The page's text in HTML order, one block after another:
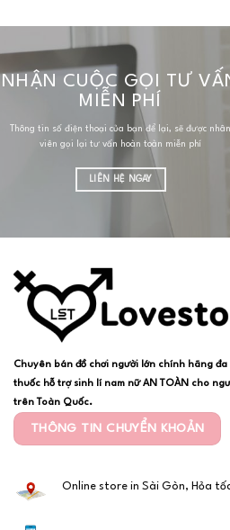
NHẬN CUỘC GỌI TƯ
MIỄN PHÍ
Thông tin số điện thoại của bạn để lại, sẽ được nhân
viên gọi lại tư vấn hoàn toàn miễn phí
LIÊN HỆ NGAY
Chuyên bán đồ chơi người lớn chính hãng
thuốc hỗ trợ sinh lí nam nữ AN TOÀN cho
trên Toàn Quốc.
THÔNG TIN CHUYỂN KHOẢN
Online store in Sài Gòn, Hỏa